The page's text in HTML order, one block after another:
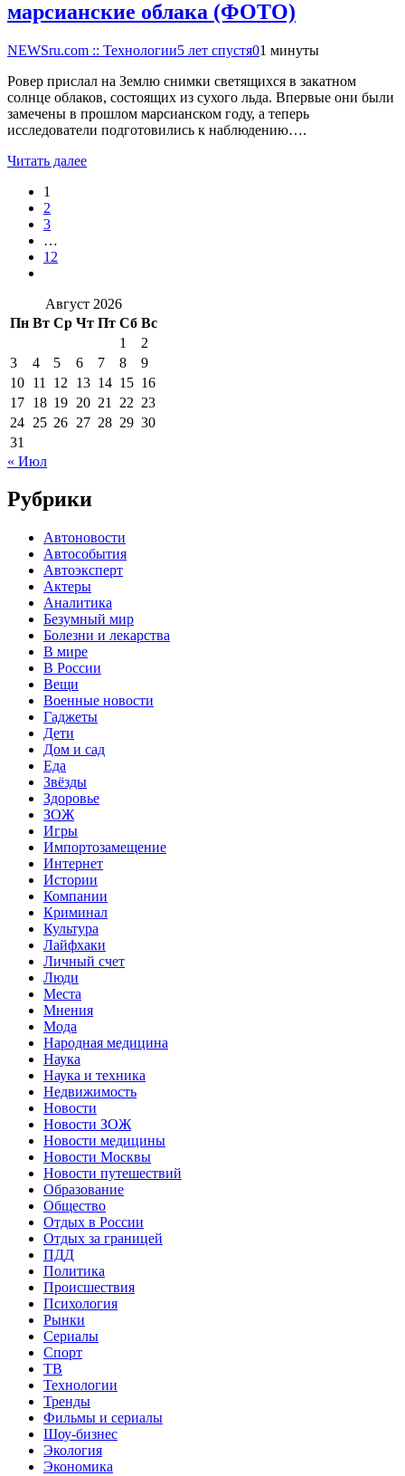
марсианские облака (ФОТО)
NEWSru.com :: Технологии5 лет спустя01 минуты
Ровер прислал на Землю снимки светящихся в закатном
солнце облаков, состоящих из сухого льда. Впервые они были
замечены в прошлом марсианском году, а теперь
исследователи подготовились к наблюдению….
Читать далее
1
2
3
…
12
Август 2026
Пн Вт Ср Чт Пт Сб Вс
1
2
3
4 5 6 7 8
9
10 11 12 13 14 15 16
17 18 19 20 21 22 23
24 25 26 27 28 29 30
31
« Июл
Рубрики
Автоновости
Автособытия
Автоэксперт
Актеры
Аналитика
Безумный мир
Болезни и лекарства
В мире
В России
Вещи
Военные новости
Гаджеты
Дети
Дом и сад
Еда
Звёзды
Здоровье
ЗОЖ
Игры
Импортозамещение
Интернет
Истории
Компании
Криминал
Культура
Лайфхаки
Личный счет
Люди
Места
Мнения
Мода
Народная медицина
Наука
Наука и техника
Недвижимость
Новости
Новости ЗОЖ
Новости медицины
Новости Москвы
Новости путешествий
Образование
Общество
Отдых в России
Отдых за границей
ПДД
Политика
Происшествия
Психология
Рынки
Сериалы
Спорт
ТВ
Технологии
Тренды
Фильмы и сериалы
Шоу-бизнес
Экология
Экономика